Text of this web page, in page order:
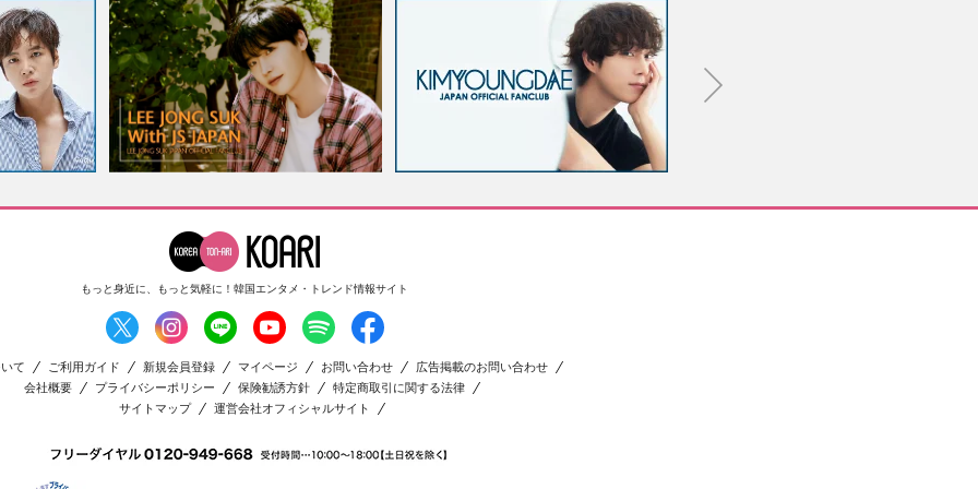
もっと身近に、もっと気軽に！ 韓国エンタメ・トレンド情報サイト
て ご利用ガイド 新規会員登録 マイページ お問い合わせ
広告掲載のお問い合わせ
会社概要
プライバシーポリシー 保険勧誘方針
特定商取引に関する法律
サイトマップ
運営会社オフィシャルサイト